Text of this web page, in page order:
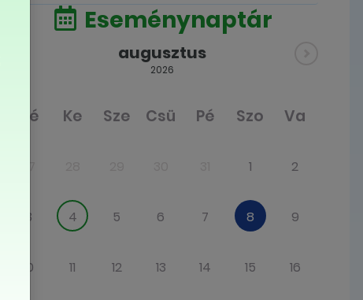
Eseménynaptár
augusztus
2026
Hé Ke Sze Csü Pé Szo Va
1 2
3 4 5 6 7 8 9
10 11 12 13 14 15 16